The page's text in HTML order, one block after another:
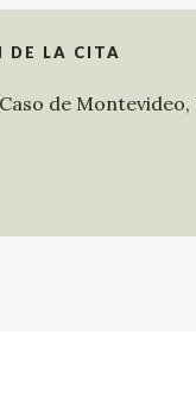
DE LA CITA
de Montevideo,